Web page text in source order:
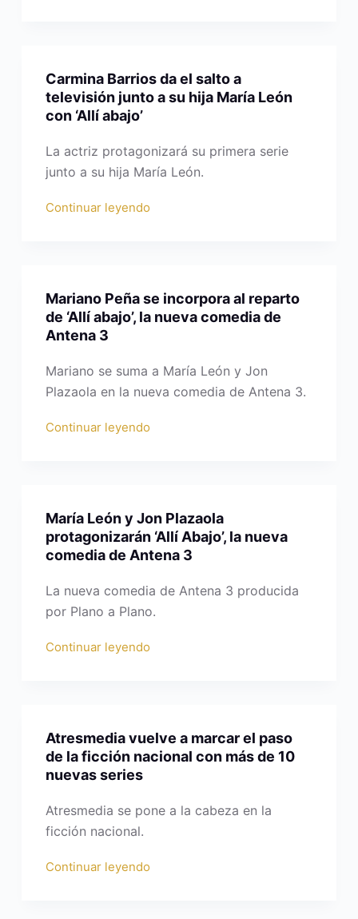
Carmina Barrios da el salto a
televisión junto a su hija María León
con ‘Allí abajo’
La actriz protagonizará su primera serie
junto a su hija María León.
Continuar leyendo
Mariano Peña se incorpora al reparto
de ‘Allí abajo’, la nueva comedia de
Antena 3
Mariano se suma a María León y Jon
Plazaola en la nueva comedia de Antena 3.
Continuar leyendo
María León y Jon Plazaola
protagonizarán ‘Allí Abajo’, la nueva
comedia de Antena 3
La nueva comedia de Antena 3 producida
por Plano a Plano.
Continuar leyendo
Atresmedia vuelve a marcar el paso
de la ficción nacional con más de 10
nuevas series
Atresmedia se pone a la cabeza en la
ficción nacional.
Continuar leyendo